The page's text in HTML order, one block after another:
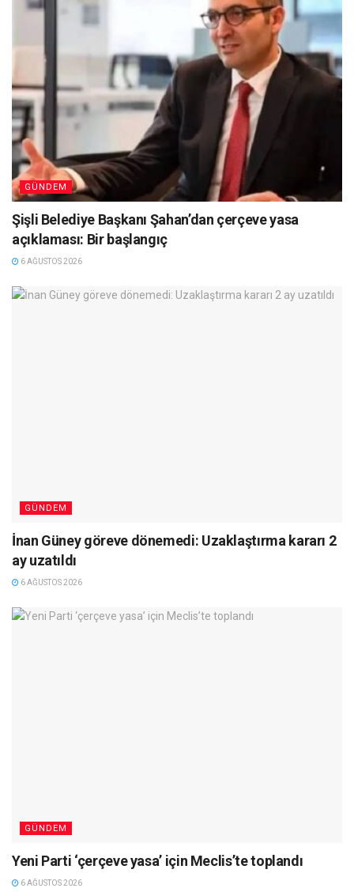
GÜNDEM
Şişli Belediye Başkanı Şahan’dan çerçeve yasa
açıklaması: Bir başlangıç
6 AĞUSTOS 2026
GÜNDEM
İnan Güney göreve dönemedi: Uzaklaştırma kararı 2
ay uzatıldı
6 AĞUSTOS 2026
GÜNDEM
Yeni Parti ‘çerçeve yasa’ için Meclis’te toplandı
6 AĞUSTOS 2026